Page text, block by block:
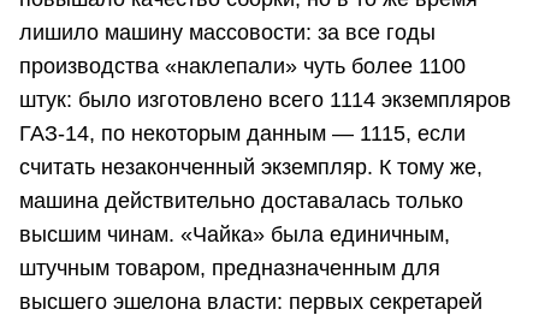
лишило машину массовости: за все годы
производства «наклепали» чуть более 1100
штук: было изготовлено всего 1114 экземпляров
ГАЗ-14, по некоторым данным — 1115, если
считать незаконченный экземпляр. К тому же,
машина действительно доставалась только
высшим чинам. «Чайка» была единичным,
штучным товаром, предназначенным для
высшего эшелона власти: первых секретарей